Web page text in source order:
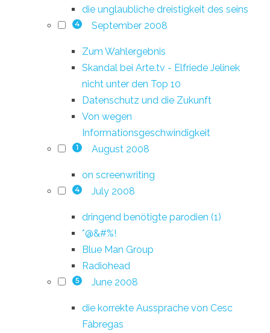
die unglaubliche dreistigkeit des seins
4 September 2008
Zum Wahlergebnis
Skandal bei Arte.tv - Elfriede Jelinek
nicht unter den Top 10
Datenschutz und die Zukunft
Von wegen
Informationsgeschwindigkeit
1 August 2008
on screenwriting
4 July 2008
dringend benötigte parodien (1)
*@&#%!
Blue Man Group
Radiohead
5 June 2008
die korrekte Aussprache von Cesc
Fàbregas